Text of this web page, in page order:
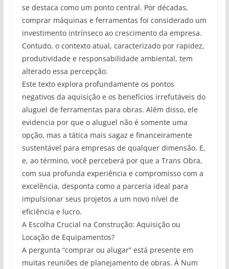
se destaca como um ponto central. Por décadas,
comprar máquinas e ferramentas foi considerado um
investimento intrínseco ao crescimento da empresa.
Contudo, o contexto atual, caracterizado por rapidez,
produtividade e responsabilidade ambiental, tem
alterado essa percepção.
Este texto explora profundamente os pontos
negativos da aquisição e os benefícios irrefutáveis do
aluguel de ferramentas para obras. Além disso, ele
evidencia por que o aluguel não é somente uma
opção, mas a tática mais sagaz e financeiramente
sustentável para empresas de qualquer dimensão. E,
e, ao término, você perceberá por que a Trans Obra,
com sua profunda experiência e compromisso com a
excelência, desponta como a parceria ideal para
impulsionar seus projetos a um novo nível de
eficiência e lucro.
A Escolha Crucial na Construção: Aquisição ou
Locação de Equipamentos?
A pergunta “comprar ou alugar” está presente em
muitas reuniões de planejamento de obras. À Num